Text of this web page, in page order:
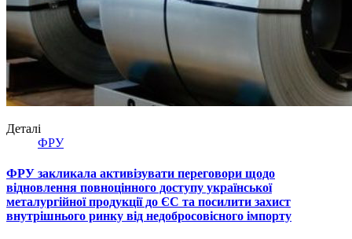
Деталі
ФРУ
ФРУ закликала активізувати переговори щодо
відновлення повноцінного доступу української
металургійної продукції до ЄС та посилити захист
внутрішнього ринку від недобросовісного імпорту